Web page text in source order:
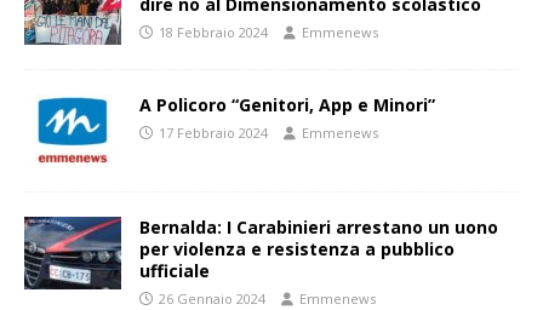
18 Febbraio 2024 Emmenews
A Policoro “Genitori, App e Minori”
17 Febbraio 2024 Emmenews
Bernalda: I Carabinieri arrestano un uono
per violenza e resistenza a pubblico
ufficiale
26 Gennaio 2024 Emmenews